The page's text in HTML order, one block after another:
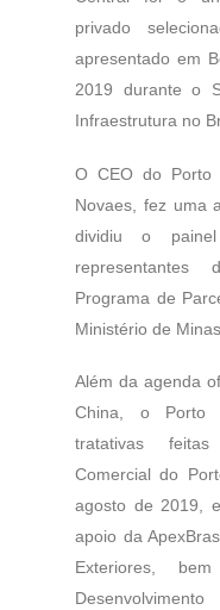
privado
apresentado em
2019 durante o
Infraestrutura no
O CEO do Porto
Novaes, fez uma
dividiu o
Programa de
Ministério de
Além da agenda
China, o Porto
tratativas
Comercial do
agosto de 2019,
apoio da
Exteriores,